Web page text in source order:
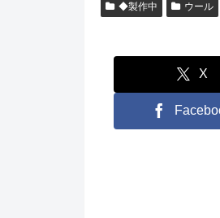
◆製作中 ウール
X